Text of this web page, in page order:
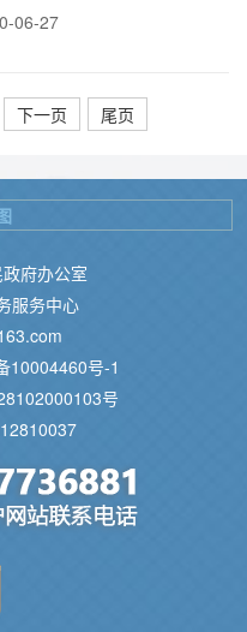
06-27
下一页 尾页
府办公室
服务中心
10004460号-1
号